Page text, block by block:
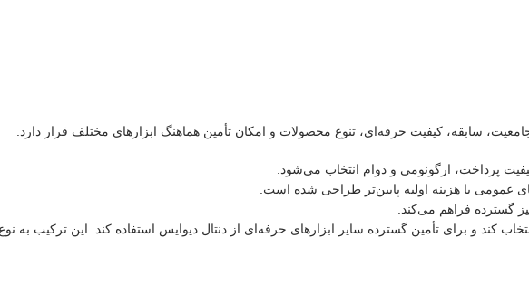
سابقه، کیفیت حرفه‌ای، تنوع محصولات و امکان تأمین هماهنگ ابزارهای مختلف قرار دارد.
پرداخت، ارگونومی و دوام انتخاب می‌شود.
عمومی با هزینه اولیه پایین‌تر طراحی شده است.
گسترده فراهم می‌کند.
کند و برای تأمین گسترده سایر ابزارهای حرفه‌ای از دنتال دیوایس استفاده کند. این ترکیب به